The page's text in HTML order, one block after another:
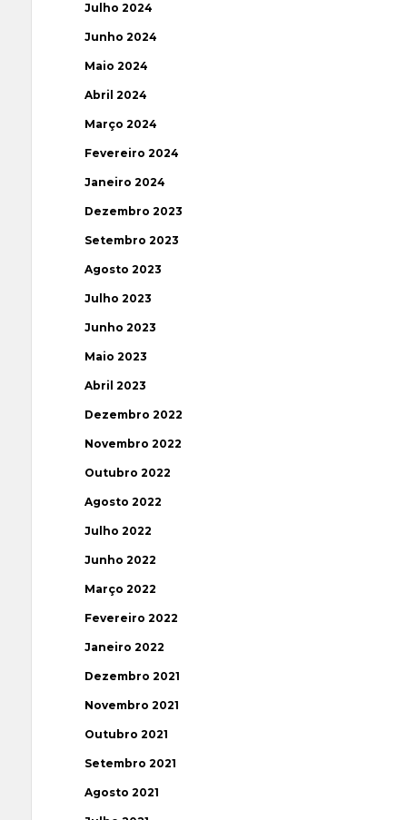
Julho 2024
Junho 2024
Maio 2024
Abril 2024
Março 2024
Fevereiro 2024
Janeiro 2024
Dezembro 2023
Setembro 2023
Agosto 2023
Julho 2023
Junho 2023
Maio 2023
Abril 2023
Dezembro 2022
Novembro 2022
Outubro 2022
Agosto 2022
Julho 2022
Junho 2022
Março 2022
Fevereiro 2022
Janeiro 2022
Dezembro 2021
Novembro 2021
Outubro 2021
Setembro 2021
Agosto 2021